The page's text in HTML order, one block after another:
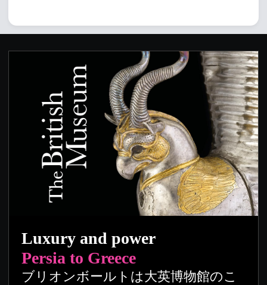
Luxury and power
Persia to Greece
ブリオンボールトは大英博物館のこ